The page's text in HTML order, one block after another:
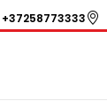
+37258773333